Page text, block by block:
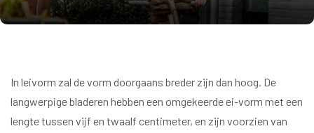
In leivorm zal de vorm doorgaans breder zijn dan hoog. De
langwerpige bladeren hebben een omgekeerde ei-vorm met een
lengte tussen vijf en twaalf centimeter, en zijn voorzien van